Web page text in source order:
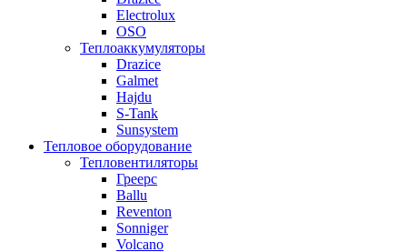
Electrolux
OSO
Теплоаккумуляторы
Drazice
Galmet
Hajdu
S-Tank
Sunsystem
Тепловое оборудование
Тепловентиляторы
Греерс
Ballu
Reventon
Sonniger
Volcano